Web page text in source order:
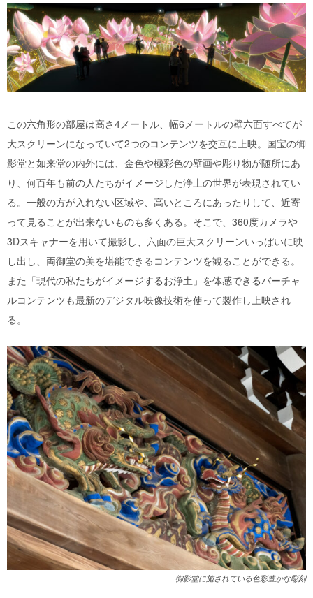
この六角形の部屋は高さ4メートル、幅6メートルの壁六面すべてが
大スクリーンになっていて2つのコンテンツを交互に上映。国宝の御
影堂と如来堂の内外には、金色や極彩色の壁画や彫り物が随所にあ
り、何百年も前の人たちがイメージした浄土の世界が表現されてい
る。一般の方が入れない区域や、高いところにあったりして、近寄
って見ることが出来ないものも多くある。そこで、360度カメラや
3Dスキャナーを用いて撮影し、六面の巨大スクリーンいっぱいに映
し出し、両御堂の美を堪能できるコンテンツを観ることができる。
また「現代の私たちがイメージするお浄土」を体感できるバーチャ
ルコンテンツも最新のデジタル映像技術を使って製作し上映され
る。
御影堂に施されている色彩豊かな彫刻